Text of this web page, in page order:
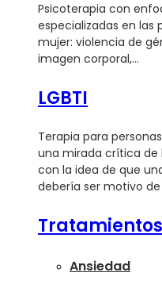
Psicoterapia con
especializadas en las
mujer: violencia de
imagen corporal,…
LGBTI
Terapia para
una mirada crítica de
con la idea de que
debería ser motivo
Tratamientos
Ansiedad